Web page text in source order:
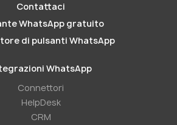
Contattaci
WhatsApp gratuito
di pulsanti WhatsApp
WhatsApp
Connettori
HelpDesk
CRM